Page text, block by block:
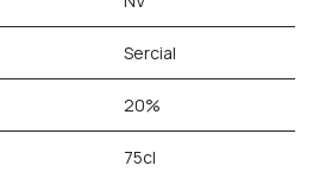
Sercial
20%
75cl